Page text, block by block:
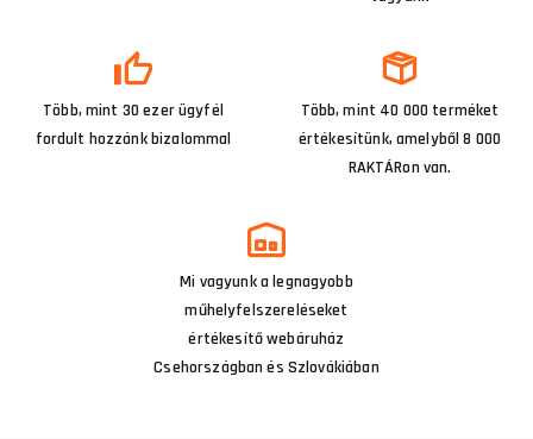
Több, mint 30 ezer ügyfél
fordult hozzánk bizalommal
Több, mint 40 000 terméket
értékesítünk, amelyből 8 000
RAKTÁRon van.
Mi vagyunk a legnagyobb
műhelyfelszereléseket
értékesítő webáruház
Csehországban és Szlovákiában